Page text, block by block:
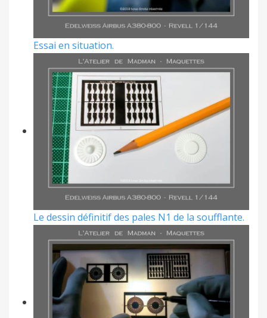
Essai en situation.
Le dessin définitif des pales N1 de la soufflante.